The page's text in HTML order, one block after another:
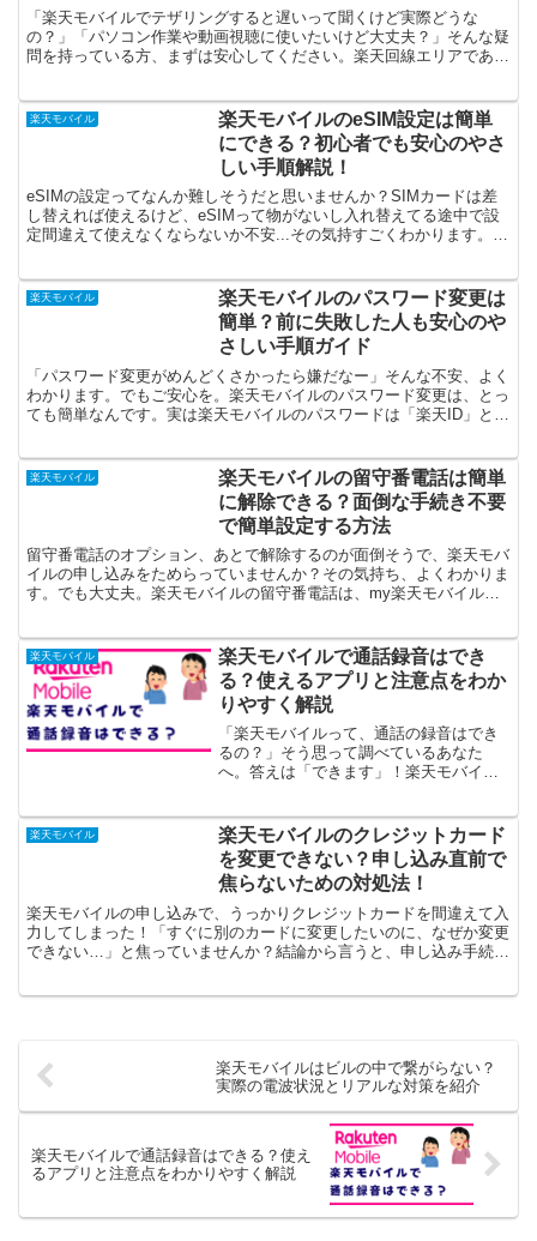
「楽天モバイルでテザリングすると遅いって聞くけど実際どうな
の？」「パソコン作業や動画視聴に使いたいけど大丈夫？」そんな疑
問を持っている方、まずは安心してください。楽天回線エリアであれ
楽天モバイル
楽天モバイルのeSIM設定は簡単
にできる？初心者でも安心のやさ
しい手順解説！
eSIMの設定ってなんか難しそうだと思いませんか？SIMカードは差
し替えれば使えるけど、eSIMって物がないし入れ替えてる途中で設
定間違えて使えなくならないか不安...その気持すごくわかります。結
楽天モバイル
楽天モバイルのパスワード変更は
簡単？前に失敗した人も安心のや
さしい手順ガイド
「パスワード変更がめんどくさかったら嫌だなー」そんな不安、よく
わかります。でもご安心を。楽天モバイルのパスワード変更は、とっ
ても簡単なんです。実は楽天モバイルのパスワードは「楽天ID」と共
楽天モバイル
楽天モバイルの留守番電話は簡単
に解除できる？面倒な手続き不要
で簡単設定する方法
留守番電話のオプション、あとで解除するのが面倒そうで、楽天モバ
イルの申し込みをためらっていませんか？その気持ち、よくわかりま
す。でも大丈夫。楽天モバイルの留守番電話は、my楽天モバイルア
楽天モバイル
楽天モバイルで通話録音はでき
る？使えるアプリと注意点をわか
りやすく解説
「楽天モバイルって、通話の録音はでき
るの？」そう思って調べているあなた
へ。答えは「できます」！楽天モバイル
活用すれば、しっかり録音が可能です。
大事な会話の記...
楽天モバイル
楽天モバイルのクレジットカード
を変更できない？申し込み直前で
焦らないための対処法！
楽天モバイルの申し込みで、うっかりクレジットカードを間違えて入
力してしまった！「すぐに別のカードに変更したいのに、なぜか変更
できない…」と焦っていませんか？結論から言うと、申し込み手続き
楽天モバイルはビルの中で繋がらない？
実際の電波状況とリアルな対策を紹介
楽天モバイルで通話録音はできる？使え
るアプリと注意点をわかりやすく解説